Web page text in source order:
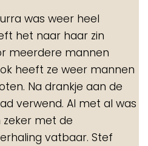
was weer heel
het naar haar zin
meerdere mannen
heeft ze weer mannen
Na drankje aan de
verwend. Al met al was
zeker met de
vatbaar. Stef